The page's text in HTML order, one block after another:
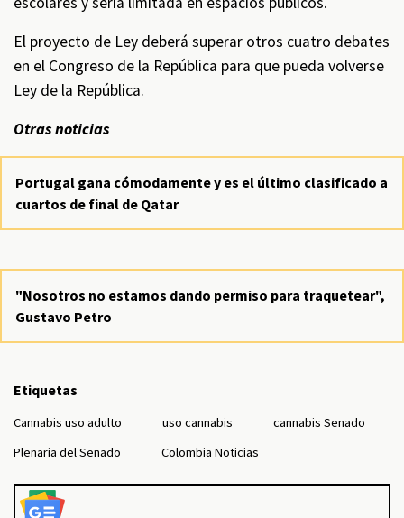
El proyecto de Ley deberá superar otros cuatro debates
en el Congreso de la República para que pueda volverse
Ley de la República.
Otras noticias
Portugal gana cómodamente y es el último clasificado a
cuartos de final de Qatar
"Nosotros no estamos dando permiso para traquetear",
Gustavo Petro
Etiquetas
Cannabis uso adulto uso cannabis
cannabis Senado
Plenaria del Senado
Colombia Noticias